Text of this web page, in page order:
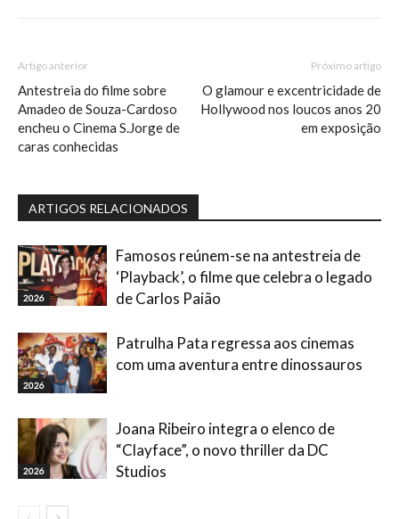
Artigo anterior
Antestreia do filme sobre
Amadeo de Souza-Cardoso
encheu o Cinema S.Jorge de
caras conhecidas
Próximo artigo
O glamour e excentricidade de
Hollywood nos loucos anos 20
em exposição
ARTIGOS RELACIONADOS
2026
Famosos reúnem-se na antestreia de
‘Playback’, o filme que celebra o legado
de Carlos Paião
2026
Patrulha Pata regressa aos cinemas
com uma aventura entre dinossauros
2026
Joana Ribeiro integra o elenco de
“Clayface”, o novo thriller da DC
Studios